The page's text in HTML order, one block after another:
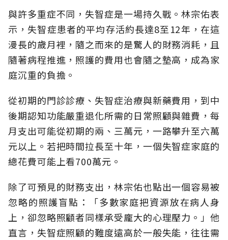
與許多重症不同，失智症是一場持久戰。林宗佑表
示，失智症患者的平均存活約長達8至12年，在這
漫長的歲月裡，隨之而來的是驚人的財務消耗，且
隨著病程推進，照護的費用也會隨之墊高，成為家
庭沉重的負擔。
從初期的門診診療、失智症治療與新藥費用，到中
後期認知功能嚴重退化所需的日常照顧與雜費，每
月支出可能從初期的兩、三萬元，一路攀升至六萬
元以上。若把時間拉長至十年，一個失智症家庭的
總花費可能上看700萬元。
除了可預見的財務支出，林宗佑也點出一個容易被
忽略的照護盲點：「多數家庭把資源放在病人身
上，卻忽略照顧者同樣承受龐大的心理壓力。」他
直言，失智症照顧的難度遠高於一般失能，往往需